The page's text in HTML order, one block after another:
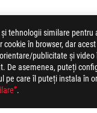
tehnologii similare
în browser, dar
publicitate și
asemenea, puteți
pe care îl puteți instala
.
G14 GALLERY